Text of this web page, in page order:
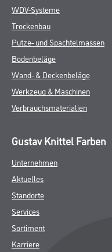
WDV-Systeme
Trockenbau
Putze- und Spachtelmassen
Bodenbeläge
Wand- & Deckenbeläge
Werkzeug & Maschinen
Verbrauchsmaterialien
Gustav Knittel Farben
Unternehmen
Aktuelles
Standorte
Services
Sortiment
Karriere